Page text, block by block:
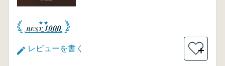
レビューを書く ＋